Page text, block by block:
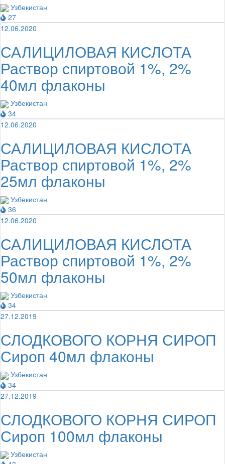
Узбекистан
27
12.06.2020
САЛИЦИЛОВАЯ КИСЛОТА
Раствор спиртовой 1%, 2%
40мл флаконы
Узбекистан
34
12.06.2020
САЛИЦИЛОВАЯ КИСЛОТА
Раствор спиртовой 1%, 2%
25мл флаконы
Узбекистан
36
12.06.2020
САЛИЦИЛОВАЯ КИСЛОТА
Раствор спиртовой 1%, 2%
50мл флаконы
Узбекистан
34
27.12.2019
СЛОДКОВОГО КОРНЯ СИРОП
Сироп 40мл флаконы
Узбекистан
34
27.12.2019
СЛОДКОВОГО КОРНЯ СИРОП
Сироп 100мл флаконы
Узбекистан